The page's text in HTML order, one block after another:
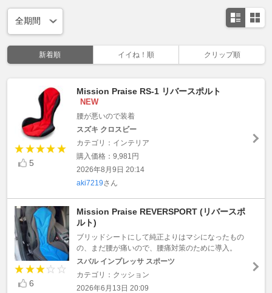
新着順 イイね！順 クリップ順
5
Mission Praise RS-1 リバースポルト
NEW
腰が悪いので装着
スズキ クロスビー
カテゴリ：インテリア
購入価格：9,981円
2026年8月9日 20:14
aki7219さん
6
Mission Praise REVERSPORT (リバースポ
ルト)
ブリッドシートにして純正よりはマシになったもの
の、まだ腰が痛いので、腰痛対策のために導入。
スバル インプレッサ スポーツ
カテゴリ：クッション
2026年6月13日 20:09